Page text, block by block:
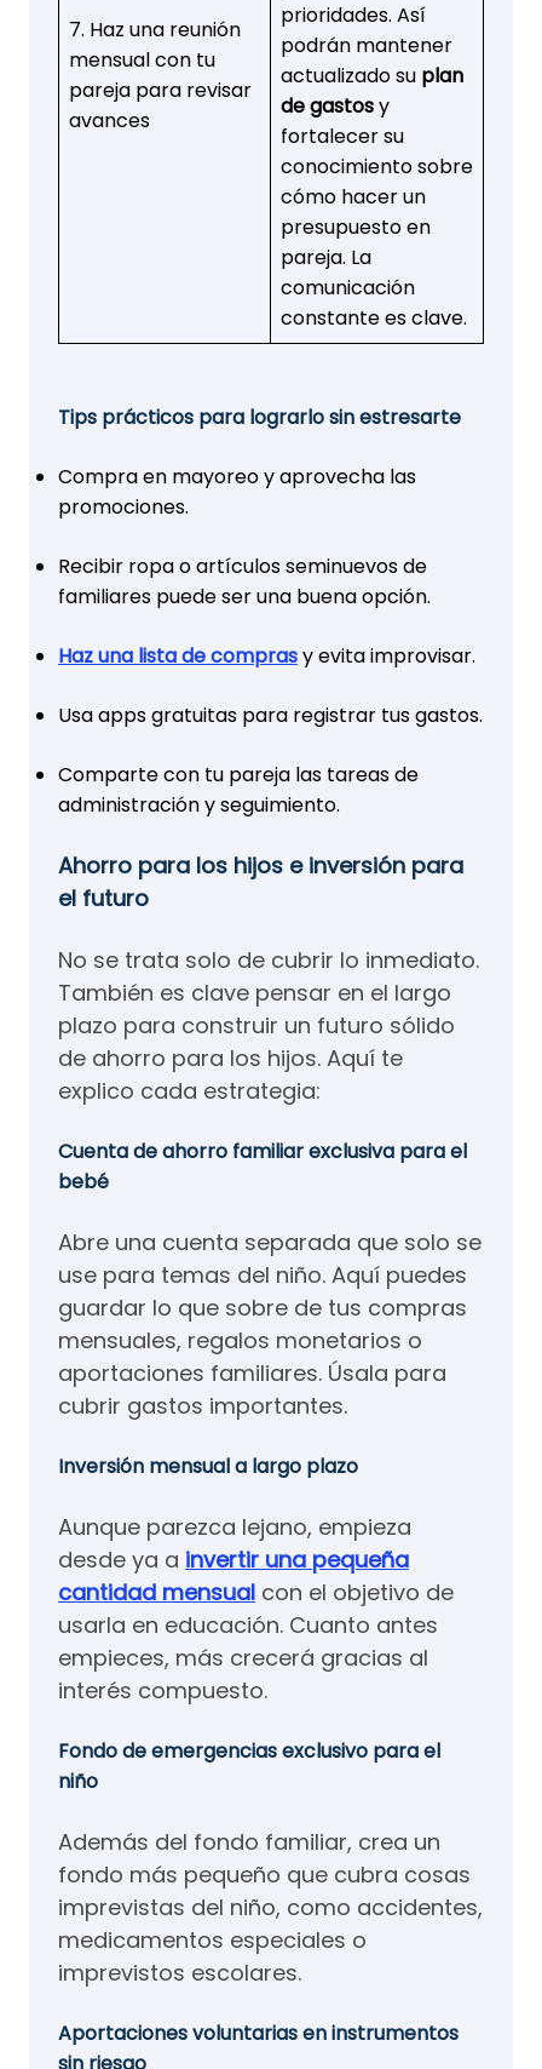
7. Haz una reunión
mensual con tu
pareja para revisar
avances
prioridades. Así
podrán mantener
actualizado su plan
de gastosy
fortalecer su
conocimiento sobre
cómo hacer un
presupuesto en
pareja. La
comunicación
constante es clave.
Tips prácticos para lograrlo sin estresarte
Compra en mayoreo y aprovecha las
promociones.
Recibir ropa o artículos seminuevos de
familiares puede ser una buena opción.
Haz una lista de comprasy evita improvisar.
Usa apps gratuitas para registrar tus gastos.
Comparte con tu pareja las tareas de
administración y seguimiento.
Ahorro para los hijos e inversión para
el futuro
No se trata solo de cubrir lo inmediato.
También es clave pensar en el largo
plazo para construir un futuro sólido
de ahorro para los hijos. Aquí te
explico cada estrategia:
Cuenta de ahorro familiar exclusiva para el
bebé
Abre una cuenta separada que solo se
use para temas del niño. Aquí puedes
guardar lo que sobre de tus compras
mensuales, regalos monetarios o
aportaciones familiares. Úsala para
cubrir gastos importantes.
Inversión mensual a largo plazo
Aunque parezca lejano, empieza
desde ya a invertir una pequeña
cantidad mensual con el objetivo de
usarla en educación. Cuanto antes
empieces, más crecerá gracias al
interés compuesto.
Fondo de emergencias exclusivo para el
niño
Además del fondo familiar, crea un
fondo más pequeño que cubra cosas
imprevistas del niño, como accidentes,
medicamentos especiales o
imprevistos escolares.
Aportaciones voluntarias en instrumentos